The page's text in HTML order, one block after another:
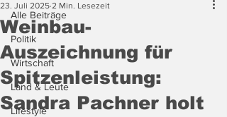
Alle Beiträge
Politik
Wirtschaft
Land & Leute
Lifestyle
Weinbau-
Auszeichnung für
Spitzenleistung:
Sandra Pachner holt
23. Juli 2025 2 Min. Lesezeit